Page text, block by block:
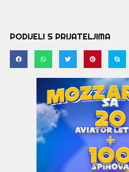
PODIJELI S PRIJATELJIMA